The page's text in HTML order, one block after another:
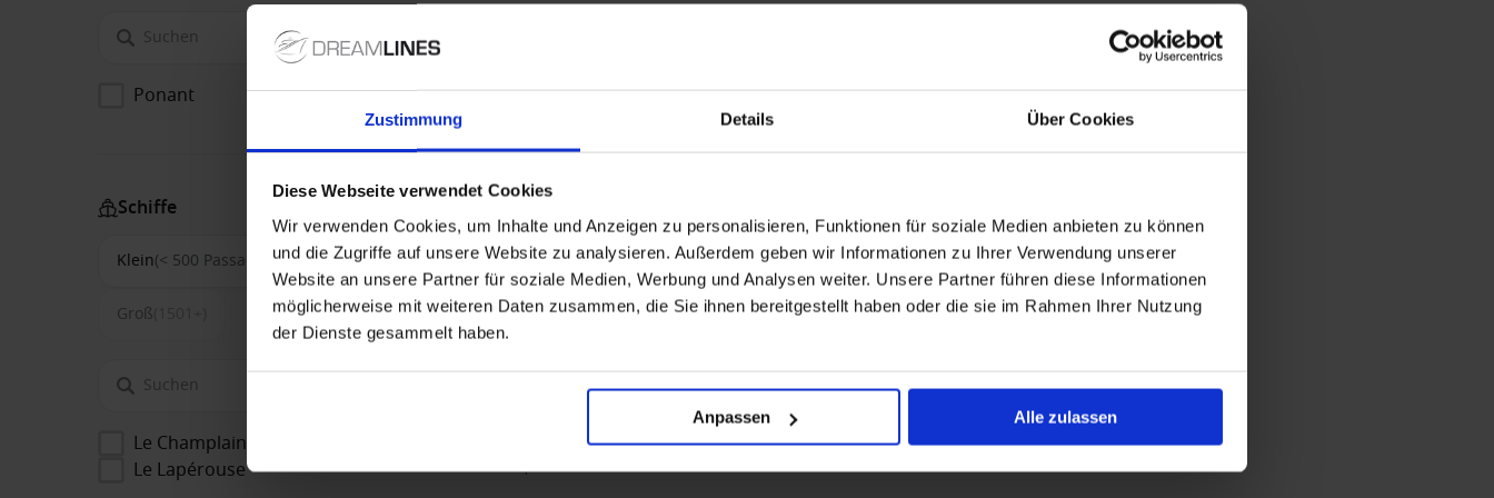
Zustimmung Details Über Cookies
Diese Webseite verwendet Cookies
Wir verwenden Cookies, um Inhalte und Anzeigen zu personalisieren, Funktionen für soziale Medien anbieten zu können
und die Zugriffe auf unsere Website zu analysieren. Außerdem geben wir Informationen zu Ihrer Verwendung unserer
Website an unsere Partner für soziale Medien, Werbung und Analysen weiter. Unsere Partner führen diese Informationen
möglicherweise mit weiteren Daten zusammen, die Sie ihnen bereitgestellt haben oder die sie im Rahmen Ihrer Nutzung
der Dienste gesammelt haben.
Anpassen Alle zulassen
Ponant 2
Schiffe
Klein(< 500 Passagiere) Mittel(500-1500)
Groß
Le Champlain
Le Lapérouse 1